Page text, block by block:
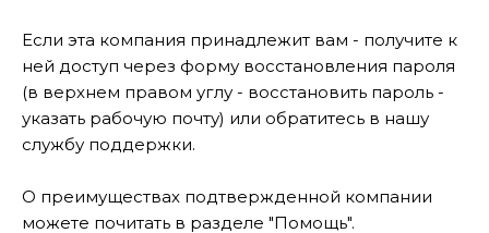
Если эта компания принадлежит вам - получите к
ней доступ через форму восстановления пароля
(в верхнем правом углу - восстановить пароль -
указать рабочую почту) или обратитесь в нашу
службу поддержки.
О преимуществах подтвержденной компании
можете почитать в разделе "Помощь".